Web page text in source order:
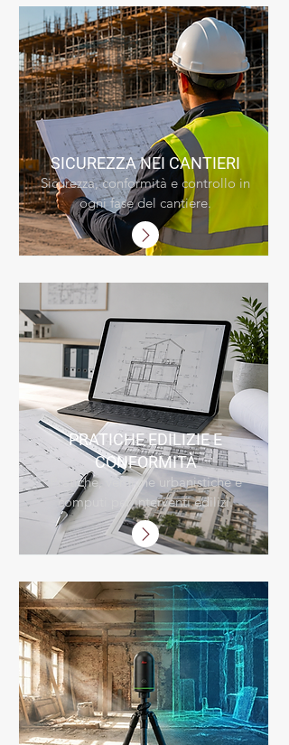
SICUREZZA NEI CANTIERI
Sicurezza, conformità e controllo in
ogni fase del cantiere.
PRATICHE EDILIZIEE
CONFORMITÀ
Pratiche, verifiche urbanistiche e
computi per interventi edilizi.